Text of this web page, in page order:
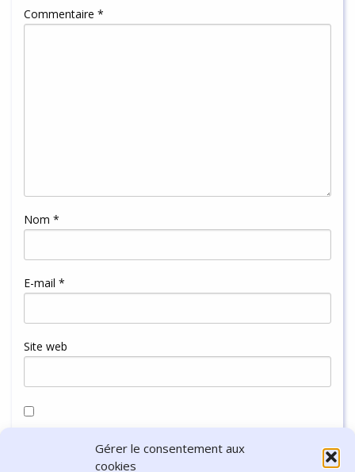
Gérer le consentement aux
cookies
Commentaire *
Nom *
E-mail *
Site web
navigateur pour mon prochain commentaire.